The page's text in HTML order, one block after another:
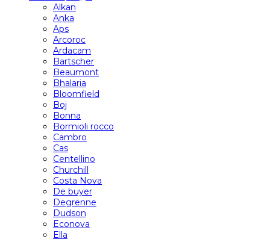
Alkan
Anka
Aps
Arcoroc
Ardacam
Bartscher
Beaumont
Bhalaria
Bloomfield
Boj
Bonna
Bormioli rocco
Cambro
Cas
Centellino
Churchill
Costa Nova
De buyer
Degrenne
Dudson
Econova
Ella